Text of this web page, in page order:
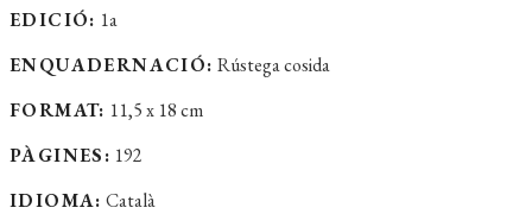
EDICIÓ: 1a
ENQUADERNACIÓ: Rústega cosida
FORMAT: 11,5 x 18 cm
PÀGINES: 192
IDIOMA: Català